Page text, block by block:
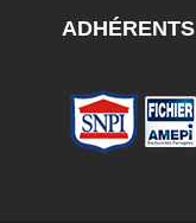
ADHÉRENTS